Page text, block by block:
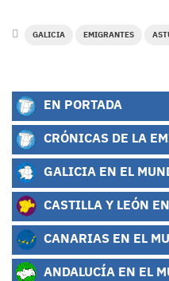
GALICIA EMIGRANTES
EN PORTADA
CRÓNICAS DE LA
GALICIA EN EL
CASTILLA Y LEÓN
CANARIAS EN EL
ANDALUCÍA EN EL